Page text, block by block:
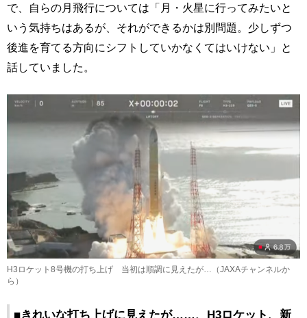
で、自らの月飛行については「月・火星に行ってみたいと
いう気持ちはあるが、それができるかは別問題。少しずつ
後進を育てる方向にシフトしていかなくてはいけない」と
話していました。
H3ロケット8号機の打ち上げ 当初は順調に見えたが…（JAXAチャンネルか
ら）
■きれいな打ち上げに見えたが……、H3ロケット、新